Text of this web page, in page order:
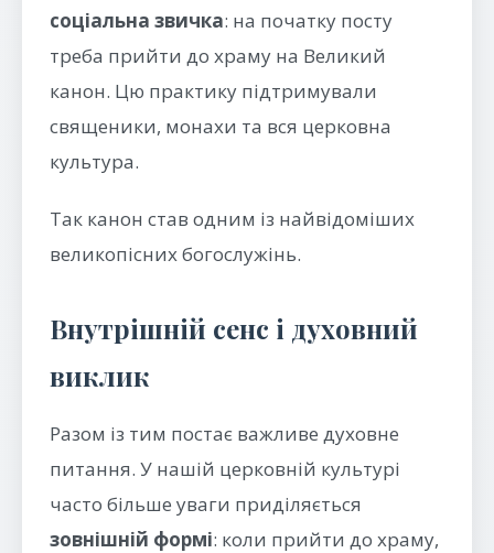
соціальна звичка: на початку посту
треба прийти до храму на Великий
канон. Цю практику підтримували
священики, монахи та вся церковна
культура.
Так канон став одним із найвідоміших
великопісних богослужінь.
Внутрішній сенс і духовний
виклик
Разом із тим постає важливе духовне
питання. У нашій церковній культурі
часто більше уваги приділяється
зовнішній формі: коли прийти до храму,